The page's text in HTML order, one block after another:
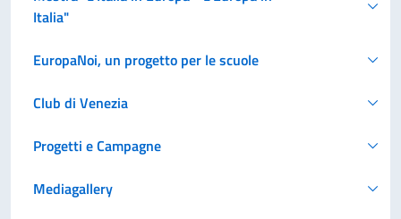
Italia"
EuropaNoi, un progetto per le scuole
Club di Venezia
Progetti e Campagne
Mediagallery